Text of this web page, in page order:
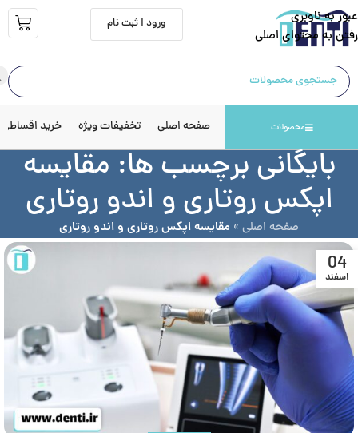
عبور به ناوبری
رفتن به محتوای اصلی
ورود | ثبت نام
محصولات صفحه اصلی تخفیفات ویژه خرید اقساطی
بایگانی برچسب ها: مقایسه
اپکس روتاری و اندو روتاری
صفحه اصلی » مقایسه اپکس روتاری و اندو روتاری
04
اسفند